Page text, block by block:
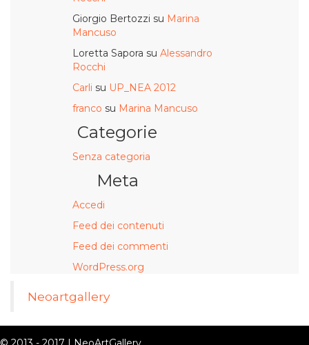
Giorgio Bertozzi su Marina
Mancuso
Loretta Sapora su Alessandro
Rocchi
Carli su UP_NEA 2012
franco su Marina Mancuso
Categorie
Senza categoria
Meta
Accedi
Feed dei contenuti
Feed dei commenti
WordPress.org
Neoartgallery